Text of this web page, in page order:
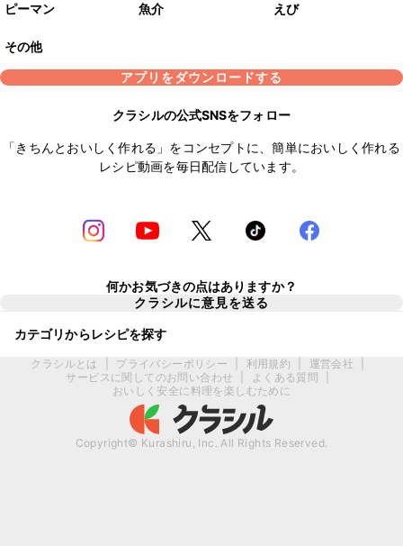
ピーマン 魚介 えび
その他
アプリをダウンロードする
クラシルの公式SNSをフォロー
「きちんとおいしく作れる」をコンセプトに、簡単においしく作れる
レシピ動画を毎日配信しています。
何かお気づきの点はありますか？
クラシルに意見を送る
カテゴリからレシピを探す
クラシルとは プライバシーポリシー 利用規約 運営会社
サービスに関してのお問い合わせ
よくある質問
おいしく安全に料理を楽しむために
Copyright© Kurashiru, Inc. All Rights Reserved.